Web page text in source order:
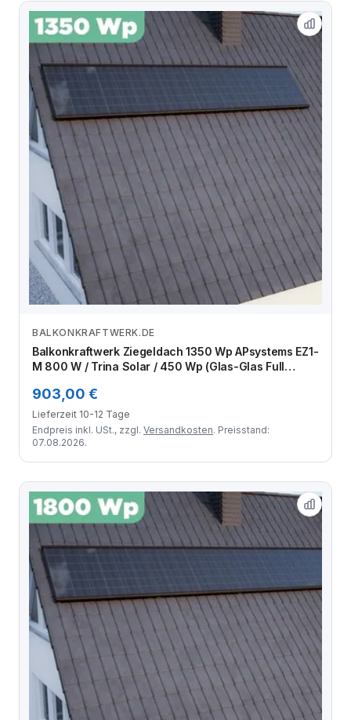
Zum Angebot
BALKONKRAFTWERK.DE
Balkonkraftwerk Ziegeldach 1350 Wp APsystems EZ1-
M 800 W / Trina Solar / 450 Wp (Glas-Glas Full
Module
903,00 €
Lieferzeit 10-12 Tage
Endpreis inkl. USt., zzgl. Versandkosten. Preisstand:
07.08.2026.